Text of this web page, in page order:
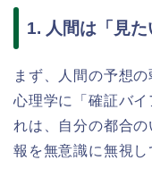
1. 人間は「見
まず、人間の予想
心理学に「確証バ
れは、自分の都合
報を無意識に無視し